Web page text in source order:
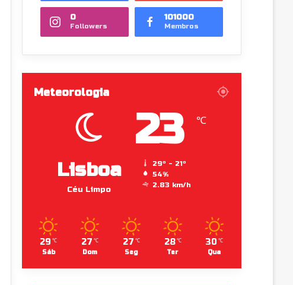
0
Followers
101000
Membros
Meteorologia
Lisboa
Céu Limpo
23 ℃
29º - 21º
54%
2.83 km/h
29 ℃
Sáb
27 ℃
Dom
27 ℃
Seg
28 ℃
Ter
30 ℃
Qua